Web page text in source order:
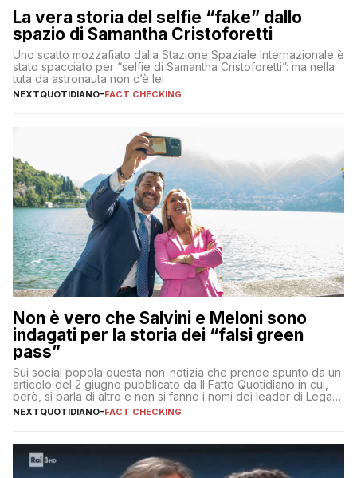
La vera storia del selfie “fake” dallo
spazio di Samantha Cristoforetti
Uno scatto mozzafiato dalla Stazione Spaziale Internazionale è
stato spacciato per “selfie di Samantha Cristoforetti”: ma nella
tuta da astronauta non c’è lei
NEXTQUOTIDIANO-FACT CHECKING
Non è vero che Salvini e Meloni sono
indagati per la storia dei “falsi green
pass”
Sui social popola questa non-notizia che prende spunto da un
articolo del 2 giugno pubblicato da Il Fatto Quotidiano in cui,
però, si parla di altro e non si fanno i nomi dei leader di Lega e
Fratelli d’Italia
NEXTQUOTIDIANO-FACT CHECKING